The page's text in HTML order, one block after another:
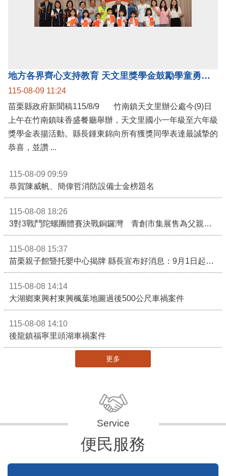
地方各界齊心支持教育 天文里獎學金鼓勵學童勇敢追夢
115-08-09 11:24
苗栗縣政府新聞稿115/8/9 竹南鎮天文里辦公處今(9)日
上午在竹南鎮味香盛餐廳舉辦，天文里國小一年級至六年級
獎學金表揚活動。縣長鍾東錦向所有獲獎同學表達最誠摯的
恭喜，並讚 ...
115-08-09 09:59
恭賀陳威帆、簡偉哲消防設備士金榜題名
115-08-08 18:26
3對3戰鬥陀螺團體賽決戰銅鑼灣 青創市集展售為父親節增添繽紛
115-08-08 15:37
苗栗親子館暨托嬰中心揭牌 縣長宣布好消息：9月1日起調降臨時托嬰費用
115-08-08 14:14
大湖鄉東興村東興楓葉地圖過後500公尺車禍案件
115-08-08 14:10
後龍鎮福寧里頭湖車禍案件
更多
便民服務